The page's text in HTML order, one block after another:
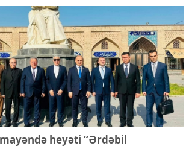
heyəti “Ərdəbil